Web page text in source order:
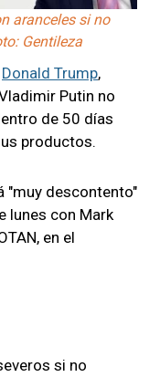
aranceles si no
Gentileza
Donald Trump,
Putin no
de 50 días
productos.
"muy descontento"
lunes con Mark
en el
si no